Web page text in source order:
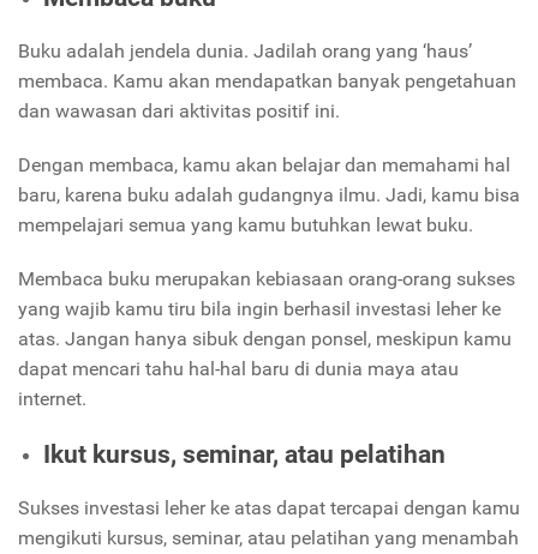
Buku adalah jendela dunia. Jadilah orang yang ‘haus’
membaca. Kamu akan mendapatkan banyak pengetahuan
dan wawasan dari aktivitas positif ini.
Dengan membaca, kamu akan belajar dan memahami hal
baru, karena buku adalah gudangnya ilmu. Jadi, kamu bisa
mempelajari semua yang kamu butuhkan lewat buku.
Membaca buku merupakan kebiasaan orang-orang sukses
yang wajib kamu tiru bila ingin berhasil investasi leher ke
atas. Jangan hanya sibuk dengan ponsel, meskipun kamu
dapat mencari tahu hal-hal baru di dunia maya atau
internet.
Ikut kursus, seminar, atau pelatihan
Sukses investasi leher ke atas dapat tercapai dengan kamu
mengikuti kursus, seminar, atau pelatihan yang menambah